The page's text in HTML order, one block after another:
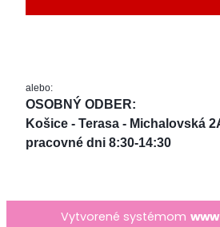
alebo:
OSOBNÝ ODBER:
Košice - Terasa - Michalovská
pracovné dni 8:30-14:30
Vytvorené systémom